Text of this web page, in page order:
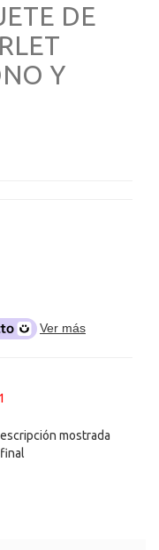
DE
Y
Ver más
mostrada